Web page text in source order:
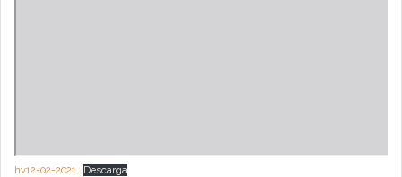
hv12-02-2021 Descarga